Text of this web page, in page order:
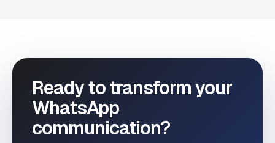
Ready to transform your
WhatsApp
communication?